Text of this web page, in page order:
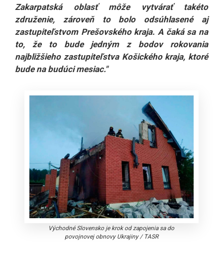
Zakarpatská oblasť môže vytvárať takéto
združenie, zároveň to bolo odsúhlasené aj
zastupiteľstvom Prešovského kraja. A čaká sa na
to, že to bude jedným z bodov rokovania
najbližšieho zastupiteľstva Košického kraja, ktoré
bude na budúci mesiac."
Východné Slovensko je krok od zapojenia sa do
povojnovej obnovy Ukrajiny/ TASR